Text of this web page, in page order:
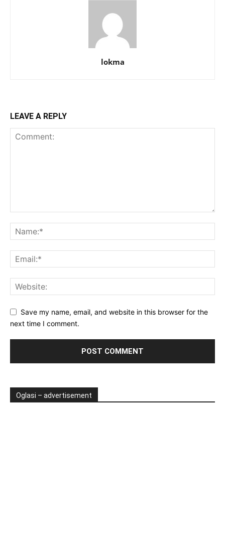
lokma
LEAVE A REPLY
Save my name, email, and website in this browser for the
next time I comment.
Oglasi – advertisement